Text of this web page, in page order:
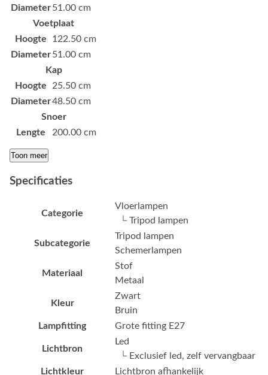
Diameter51.00 cm
Voetplaat
Hoogte
122.50 cm
Diameter51.00 cm
Kap
Hoogte
25.50 cm
Diameter48.50 cm
Snoer
Lengte
200.00 cm
Toon meer
Specificaties
Categorie
Vloerlampen
└ Tripod lampen
Subcategorie
Tripod lampen
Schemerlampen
Materiaal
Stof
Metaal
Kleur
Zwart
Bruin
Lampfitting
Grote fitting E27
Lichtbron
Led
└ Exclusief led, zelf vervangbaar
Lichtkleur
Lichtbron afhankelijk